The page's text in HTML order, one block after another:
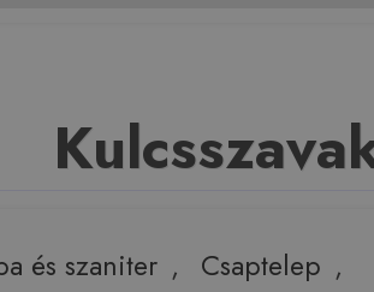
és szaniter , Csaptelep ,